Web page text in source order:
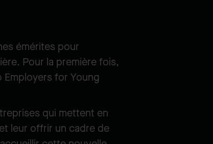
émérites pour
Pour la première fois,
Employers for Young
qui mettent en
leur offrir un cadre de